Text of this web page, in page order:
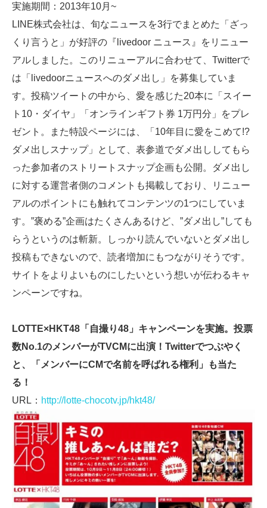
実施期間：2013年10月~
LINE株式会社は、旬なニュースを3行でまとめた「ざっ
くり言うと」が好評の『livedoor ニュース』をリニュー
アルしました。このリニューアルに合わせて、Twitterで
は「livedoorニュースへのダメ出し」を募集していま
す。投稿ツイートの中から、愛を感じた20本に「スイー
ト10・ダイヤ」「オンラインギフト券 1万円分」をプレ
ゼント。また特設ページには、「10年目に愛をこめて!?
ダメ出しスナップ」として、表参道でダメ出ししてもら
った参加者のストリートスナップ企画も公開。ダメ出し
に対する運営者側のコメントも掲載しており、リニュー
アルのポイントにも触れてコンテンツの1つにしていま
す。”褒める”企画はたくさんあるけど、”ダメ出し”しても
らうというのは斬新。しっかり読んでいないとダメ出し
投稿もできないので、読者増加にもつながりそうです。
サイトをよりよいものにしたいという想いが伝わるキャ
ンペーンですね。
LOTTE×HKT48「自撮り48」キャンペーンを実施。投票
数No.1のメンバーがTVCMに出演！Twitterでつぶやく
と、「メンバーにCMで名前を呼ばれる権利」も当た
る！
URL： http://lotte-chocotv.jp/hkt48/